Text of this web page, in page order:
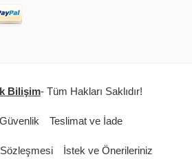
Bilişim- Tüm Hakları Saklıdır!
Teslimat ve İade
İstek ve Önerileriniz